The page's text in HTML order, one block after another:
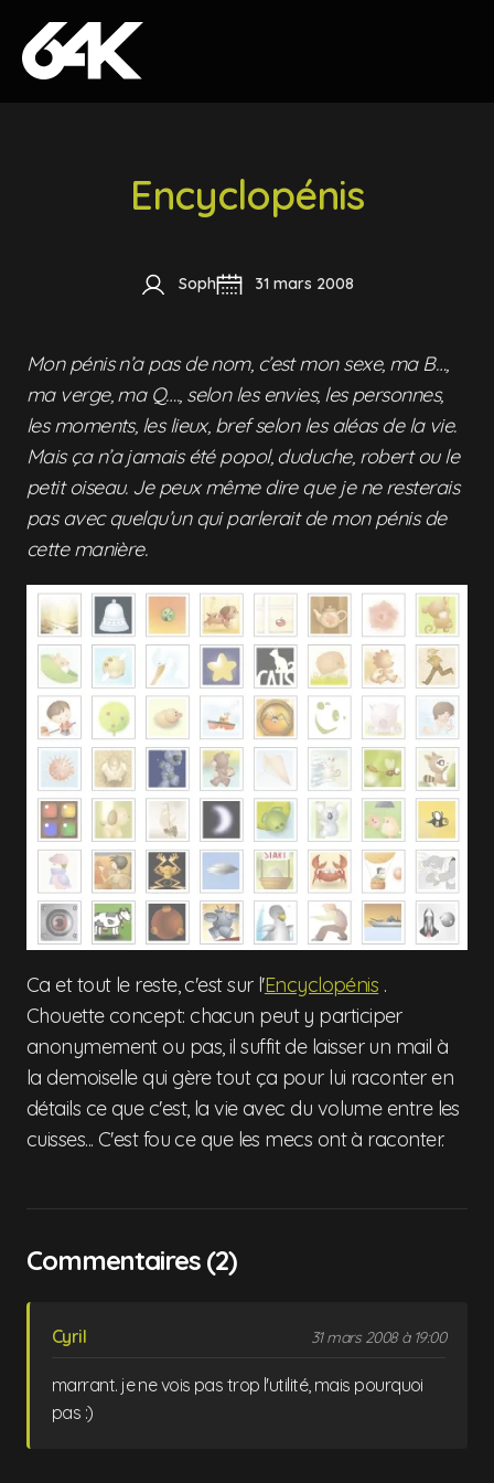
Skip to content
Encyclopénis
Soph 31 mars 2008
Mon pénis n’a pas de nom, c’est mon sexe, ma B…,
ma verge, ma Q…., selon les envies, les personnes,
les moments, les lieux, bref selon les aléas de la vie.
Mais ça n’a jamais été popol, duduche, robert ou le
petit oiseau. Je peux même dire que je ne resterais
pas avec quelqu’un qui parlerait de mon pénis de
cette manière.
Ca et tout le reste, c'est sur l'Encyclopénis .
Chouette concept: chacun peut y participer
anonymement ou pas, il suffit de laisser un mail à
la demoiselle qui gère tout ça pour lui raconter en
détails ce que c'est, la vie avec du volume entre les
cuisses... C'est fou ce que les mecs ont à raconter.
Commentaires (2)
Cyril 31 mars 2008 à 19:00
marrant. je ne vois pas trop l'utilité, mais pourquoi
pas :)